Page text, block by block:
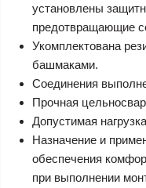
установлены
предотвращающие
Укомплектована
башмаками.
Соединения
Прочная
Допустимая
Назначение и
обеспечения
при выполнении